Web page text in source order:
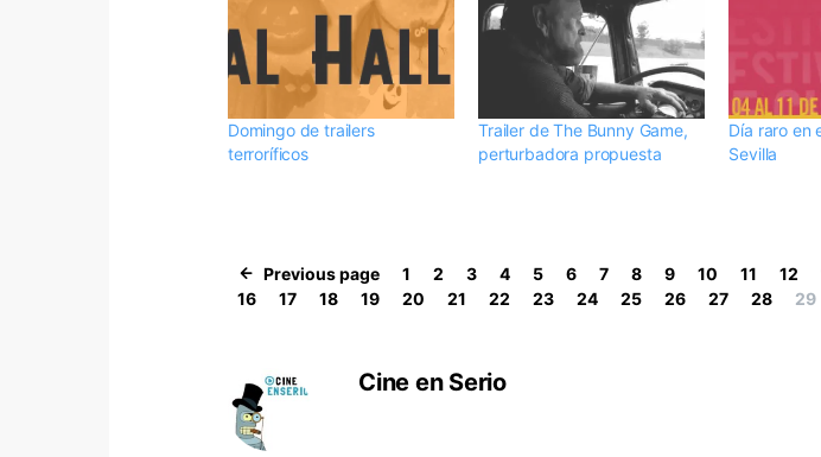
Domingo de trailers
terroríficos
Trailer de The Bunny Game,
perturbadora propuesta
Día raro en
Sevilla
Previous page 1 2 3 4 5 6 7 8 9 10 11 12
16
17 18 19 20 21 22 23 24 25 26 27 28 29
Cine en Serio